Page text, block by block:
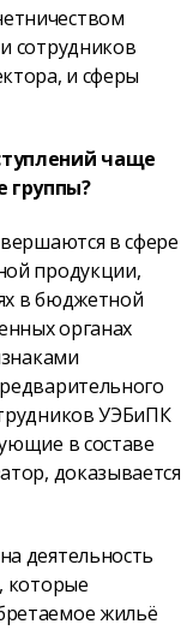
сотрудников
и сферы
чаще
группы?
в сфере
продукции,
в бюджетной
органах
УЭБиПК
в составе
доказывается
деятельность
которые
жильё